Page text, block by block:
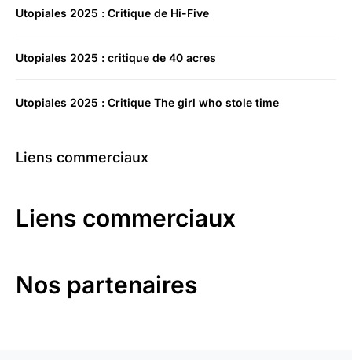
Utopiales 2025 : Critique de Hi-Five
Utopiales 2025 : critique de 40 acres
Utopiales 2025 : Critique The girl who stole time
Liens commerciaux
Liens commerciaux
Nos partenaires